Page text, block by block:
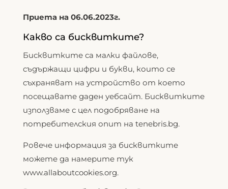
Приета на 06.06.2023г.
Какво са бисквитките?
Бисквитките са малки файлове,
съдържащи цифри и букви, които се
съхраняват на устройство от което
посещавате даден уебсайт. Бисквитките
използваме с цел подобряване на
потребителския опит на tenebris.bg.
Pовече информация за бисквитките
можете да намерите тук
www.allaboutcookies.org.